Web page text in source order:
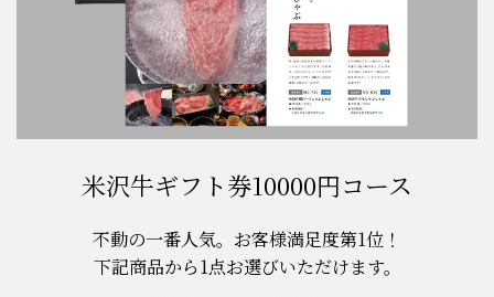
米沢牛ギフト券10000円コース
不動の一番人気。お客様満足度第1位！
下記商品から1点お選びいただけます。